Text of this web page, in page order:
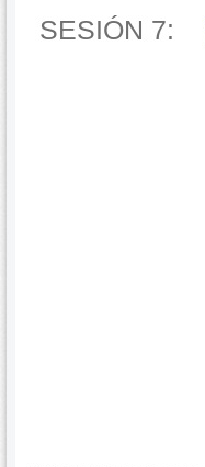
SESIÓN 7: